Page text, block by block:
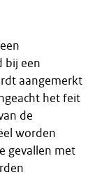
bij een
aangemerkt
het feit
de
worden
gevallen met